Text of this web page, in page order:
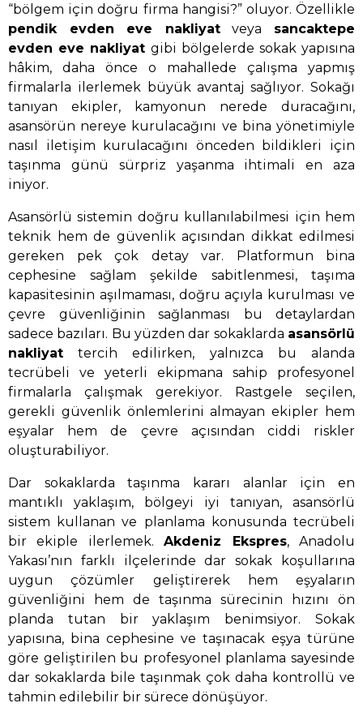
“bölgem için doğru firma hangisi?” oluyor. Özellikle
pendik evden eve nakliyatveya sancaktepe
evden eve nakliyat gibi bölgelerde sokak yapısına
hâkim, daha önce o mahallede çalışma yapmış
firmalarla ilerlemek büyük avantaj sağlıyor. Sokağı
tanıyan ekipler, kamyonun nerede duracağını,
asansörün nereye kurulacağını ve bina yönetimiyle
nasıl iletişim kurulacağını önceden bildikleri için
taşınma günü sürpriz yaşanma ihtimali en aza
iniyor.
Asansörlü sistemin doğru kullanılabilmesi için hem
teknik hem de güvenlik açısından dikkat edilmesi
gereken pek çok detay var. Platformun bina
cephesine sağlam şekilde sabitlenmesi, taşıma
kapasitesinin aşılmaması, doğru açıyla kurulması ve
çevre güvenliğinin sağlanması bu detaylardan
sadece bazıları. Bu yüzden dar sokaklarda asansörlü
nakliyat tercih edilirken, yalnızca bu alanda
tecrübeli ve yeterli ekipmana sahip profesyonel
firmalarla çalışmak gerekiyor. Rastgele seçilen,
gerekli güvenlik önlemlerini almayan ekipler hem
eşyalar hem de çevre açısından ciddi riskler
oluşturabiliyor.
Dar sokaklarda taşınma kararı alanlar için en
mantıklı yaklaşım, bölgeyi iyi tanıyan, asansörlü
sistem kullanan ve planlama konusunda tecrübeli
bir ekiple ilerlemek.Akdeniz Ekspres, Anadolu
Yakası’nın farklı ilçelerinde dar sokak koşullarına
uygun çözümler geliştirerek hem eşyaların
güvenliğini hem de taşınma sürecinin hızını ön
planda tutan bir yaklaşım benimsiyor. Sokak
yapısına, bina cephesine ve taşınacak eşya türüne
göre geliştirilen bu profesyonel planlama sayesinde
dar sokaklarda bile taşınmak çok daha kontrollü ve
tahmin edilebilir bir sürece dönüşüyor.